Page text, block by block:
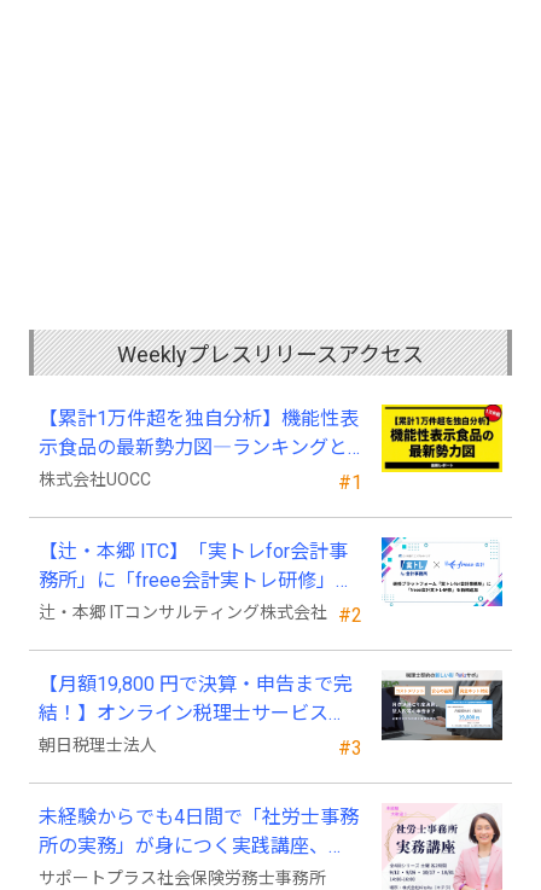
Weeklyプレスリリースアクセス
#1
【累計1万件超を独自分析】機能性表
示食品の最新勢力図―ランキングと
2025年4月以降の変化
株式会社UOCC
#2
【辻・本郷 ITC】「実トレfor会計事
務所」に「freee会計実トレ研修」を
新規追加
辻・本郷 ITコンサルティング株式会社
#3
【月額19,800 円で決算・申告まで完
結！】オンライン税理士サービス
「Wiz サポ」
朝日税理士法人
未経験からでも4日間で「社労士事務
所の実務」が身につく実践講座、
2026年9月開講
サポートプラス社会保険労務士事務所